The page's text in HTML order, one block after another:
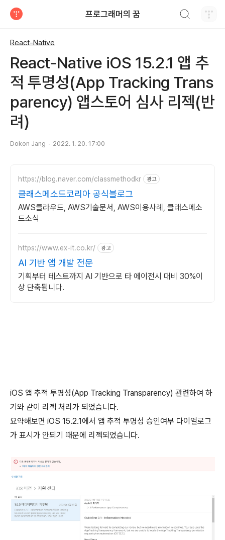
프로그래머의 꿈
React-Native
React-Native iOS 15.2.1 앱 추
적 투명성(App Tracking Trans
parency) 앱스토어 심사 리젝(반
려)
Dokon Jang 2022. 1. 20. 17:00
https://blog.naver.com/classmethodkr 광고
클래스메소드코리아 공식블로그
AWS클라우드, AWS기술문서, AWS이용사례, 클래스메소
드소식
https://www.ex-it.co.kr/ 광고
AI 기반 앱 개발 전문
기획부터 테스트까지 AI 기반으로 타 에이전시 대비 30%이
상 단축됩니다.
iOS 앱 추적 투명성(App Tracking Transparency) 관련하여 하
기와 같이 리젝 처리가 되었습니다.
요약해보면 iOS 15.2.1에서 앱 추적 투명성 승인여부 다이얼로그
가 표시가 안되기 때문에 리젝되었습니다.